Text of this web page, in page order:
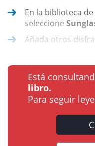
En la biblioteca
seleccione
Añada otros
Está
libro.
Para seguir